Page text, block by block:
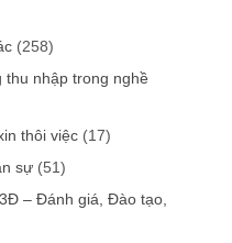
(258)
thu nhập trong nghề
thôi việc (17)
sự (51)
– Đánh giá, Đào tạo,